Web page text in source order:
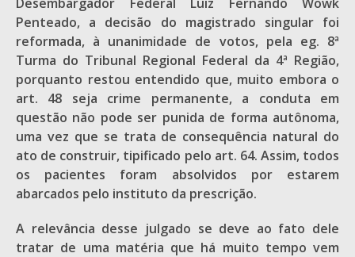
Penteado, a decisão do magistrado singular foi
reformada, à unanimidade de votos, pela eg. 8ª
Turma do Tribunal Regional Federal da 4ª Região,
porquanto restou entendido que, muito embora o
art. 48 seja crime permanente, a conduta em
questão não pode ser punida de forma autônoma,
uma vez que se trata de consequência natural do
ato de construir, tipificado pelo art. 64. Assim, todos
os pacientes foram absolvidos por estarem
abarcados pelo instituto da prescrição.
A relevância desse julgado se deve ao fato dele
tratar de uma matéria que há muito tempo vem